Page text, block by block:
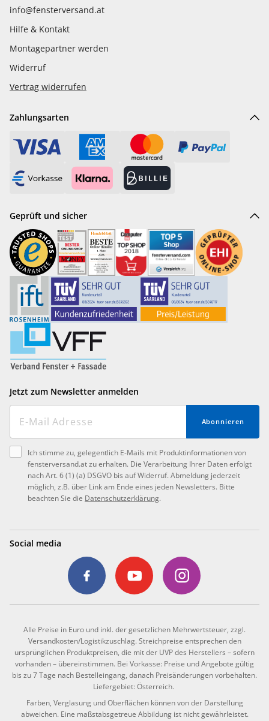
info@fensterversand.at
Hilfe & Kontakt
Montagepartner werden
Widerruf
Vertrag widerrufen
Zahlungsarten
Geprüft und sicher
Jetzt zum Newsletter anmelden
Abonnieren
Ich stimme zu, gelegentlich E-Mails mit Produktinformationen von
fensterversand.at zu erhalten. Die Verarbeitung Ihrer Daten erfolgt
nach Art. 6 (1) (a) DSGVO bis auf Widerruf. Abmeldung jederzeit
möglich, z.B. über Link am Ende eines jeden Newsletters. Bitte
beachten Sie die Datenschutzerklärung.
Social media
Alle Preise in Euro und inkl. der gesetzlichen Mehrwertsteuer, zzgl.
Versandkosten/Logistikzuschlag. Streichpreise entsprechen den
ursprünglichen Produktpreisen, die mit der UVP des Herstellers – sofern
vorhanden – übereinstimmen. Bei Vorkasse: Preise und Angebote gültig
bis zu 7 Tage nach Bestelleingang, danach Preisänderungen vorbehalten.
Liefergebiet: Österreich.
Farben, Verglasung und Oberflächen können von der Darstellung
abweichen. Eine maßstabsgetreue Abbildung ist nicht gewährleistet.